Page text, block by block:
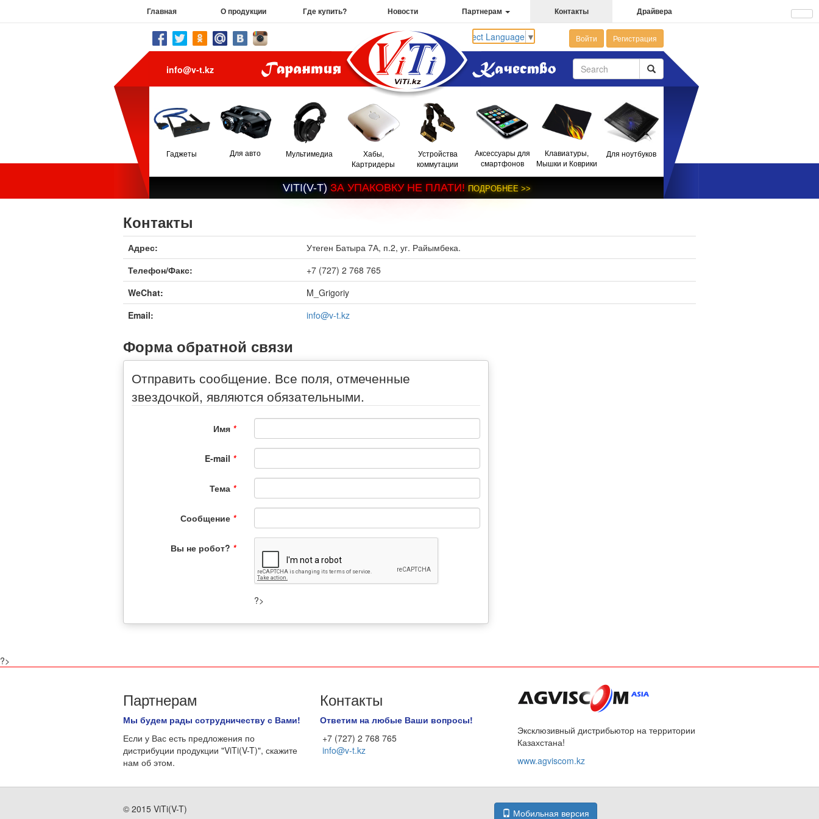
Главная О продукции Где купить? Новости Партнерам Контакты Драйвера
info@v-t.kz
Select Language ▼ Войти Регистрация
Гаджеты Для авто Мультимедиа
Хабы,
Картридеры
Устройства
коммутации
Аксессуары для
смартфонов
Клавиатуры,
Мышки и Коврики
Для ноутбуков
VITI(V-T) ЗА УПАКОВКУ НЕ ПЛАТИ! ПОДРОБ Н Е Е >>
Контакты
Адрес:
Утеген Батыра 7А, п.2, уг. Райымбека.
Телефон/Факс:
+7 (727) 2 768 765
WeChat:
M_Grigoriy
Email:
info@v-t.kz
Форма обратной связи
Отправить сообщение. Все поля, отмеченные
звездочкой, являются обязательными.
Имя *
E-mail *
Тема *
Сообщение *
Вы не робот? *
?>
?>
Партнерам
Мы будем рады сотрудничеству с Вами!
Если у Вас есть предложения по
дистрибуции продукции "ViTi(V-T)", скажите
нам об этом.
Контакты
Ответим на любые Ваши вопросы!
+7 (727) 2 768 765
info@v-t.kz
Эксклюзивный дистрибьютор на территории
Казахстана!
www.agviscom.kz
© 2015 ViTi(V-T) Мобильная версия